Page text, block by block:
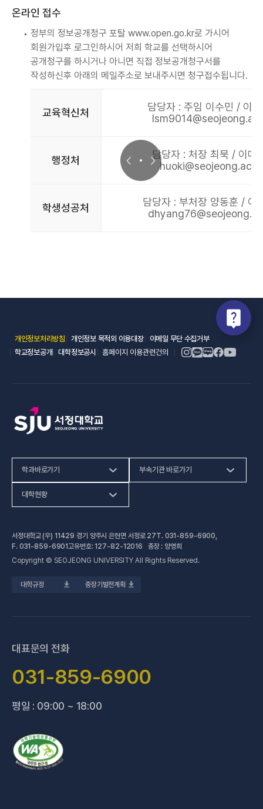
온라인 접수
정부의 정보공개청구 포탈 www.open.go.kr(새 창 열림)
로 가시어
회원가입후 로그인하시어 저희 학교를 선택하시어
공개청구를 하시거나 아니면 직접 정보공개청구서를
작성하신후 아래의 메일주소로 보내주시면 청구접수됩니다.
교육혁신처
담당자 : 주임 이수민 / 이
행정처
담당자 : 처장 최묵 / 이메
huoki@seojeong.ac.kr
학생성공처
담당자 : 부처장 양동훈 / 이
개인정보처리방침(새 창 열림)
개인정보 목적외 이용대장(새 창 열림)
이메일 무단 수집거부(새 창 열림)
학교정보공개(새 창 열림)
대학정보공시(새 창 열림)
홈페이지 이용관련건의
학과바로가기
인문사회계열
공학계열
전문기술석사
부속기관 바로가기
건강증진센터(새 창 열림)
교육혁신지원센터(새 창 열림)
성인학습지원센터
대학현황
대학정보공시(새 창 열림)
업무추진비 사용내역
법정위원회 회의록
대학규정 중장기발전계획
서정대학교 (우) 11429 경기 양주시 은현면 서정로 27T. 031-859-6900
F. 031-859-6901고유번호: 127-82-12016 총장 : 양영희
Copyright © SEOJEONG UNIVERSITY All Rights Reserved.
대표문의 전화
031-859-6900
평일 : 09:00 ~ 18:00